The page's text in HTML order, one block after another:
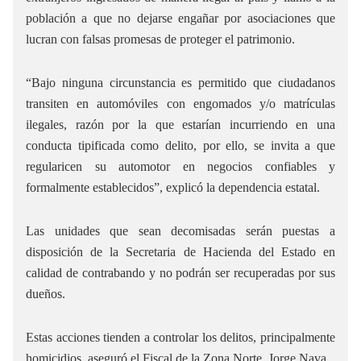
población a que no dejarse engañar por asociaciones que
lucran con falsas promesas de proteger el patrimonio.
“Bajo ninguna circunstancia es permitido que ciudadanos
transiten en automóviles con engomados y/o matrículas
ilegales, razón por la que estarían incurriendo en una
conducta tipificada como delito, por ello, se invita a que
regularicen su automotor en negocios confiables y
formalmente establecidos”, explicó la dependencia estatal.
Las unidades que sean decomisadas serán puestas a
disposición de la Secretaria de Hacienda del Estado en
calidad de contrabando y no podrán ser recuperadas por sus
dueños.
Estas acciones tienden a controlar los delitos, principalmente
homicidios, aseguró el Fiscal de la Zona Norte, Jorge Nava.